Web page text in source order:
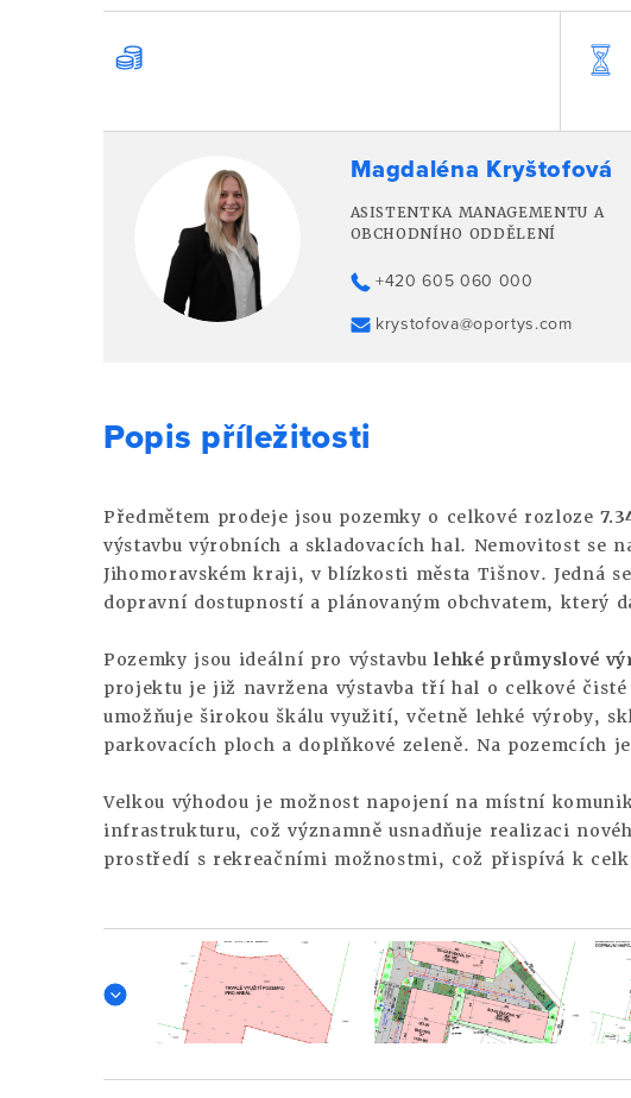
Magdaléna Kryštofová
ASISTENTKA MANAGEMENTU A
OBCHODNÍHO ODDĚLENÍ
+420 605 060 000
krystofova@oportys.com
Popis příležitosti
Předmětem prodeje jsou pozemky o celkové rozloze
výstavbu výrobních a skladovacích hal. Nemovitost se
Jihomoravském kraji, v blízkosti města Tišnov. Jedná
dopravní dostupností a plánovaným obchvatem, který
Pozemky jsou ideální pro výstavbulehké průmyslové
projektu je již navržena výstavba tří hal o celkové čisté
umožňuje širokou škálu využití, včetně lehké výroby,
parkovacích ploch a doplňkové zeleně. Na pozemcích je
Velkou výhodou je možnost napojení na místní
infrastrukturu, což významně usnadňuje realizaci
prostředí s rekreačními možnostmi, což přispívá k